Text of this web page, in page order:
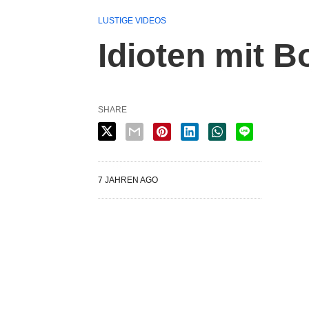
LUSTIGE VIDEOS
Idioten mit
SHARE
7 JAHREN AGO